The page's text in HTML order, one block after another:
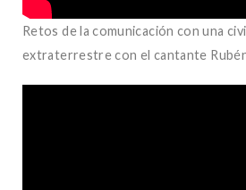
Retos de la comunicación con una
extraterrestre con el cantante